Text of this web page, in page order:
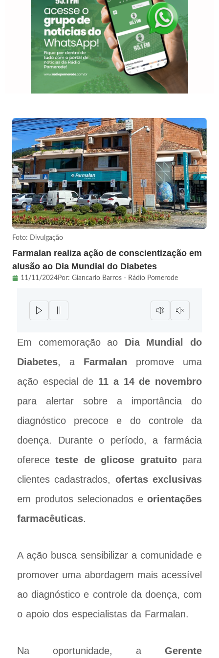
Foto: Divulgação
Farmalan realiza ação de conscientização em
alusão ao Dia Mundial do Diabetes
11/11/2024Por: Giancarlo Barros - Rádio Pomerode
Em comemoração ao Dia Mundial do
Diabetes, a Farmalan promove uma
ação especial de 11 a 14 de novembro
para alertar sobre a importância do
diagnóstico precoce e do controle da
doença. Durante o período, a farmácia
ofereceteste de glicose gratuitopara
clientes cadastrados, ofertas exclusivas
em produtos selecionados e orientações
farmacêuticas.
A ação busca sensibilizar a comunidade e
promover uma abordagem mais acessível
ao diagnóstico e controle da doença, com
o apoio dos especialistas da Farmalan.
Na oportunidade, a Gerente